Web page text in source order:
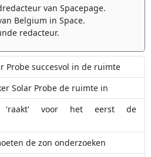
van Spacepage.
Belgium in Space.
redacteur.
Probe succesvol in de ruimte
Solar Probe de ruimte in
'raakt' voor het eerst de
de zon onderzoeken